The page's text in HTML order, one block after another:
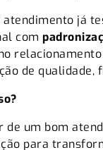
atendimento já
com
de
de um bom
para